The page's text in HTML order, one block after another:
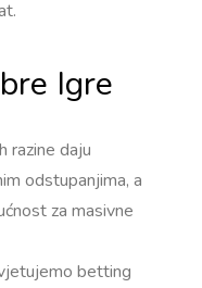
Igre
razine daju
odstupanjima, a
za masivne
betting